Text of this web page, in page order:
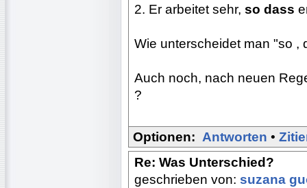
2. Er arbeitet sehr, so dass
Wie unterscheidet man "so ,
Auch noch, nach neuen
?
Optionen: Antworten •
Re: Was Unterschied?
geschrieben von: suzana